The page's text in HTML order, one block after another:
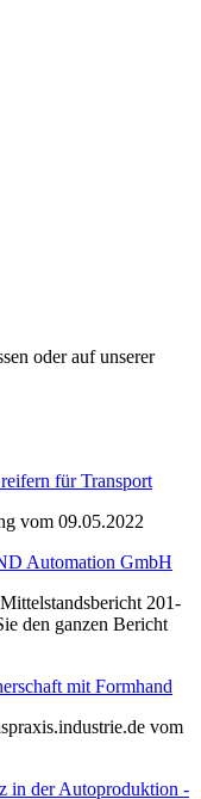
oder auf unserer
für Transport
vom 09.05.2022
Automation GmbH
201-
den ganzen Bericht
mit Formhand
vom
in der Autoproduktion -